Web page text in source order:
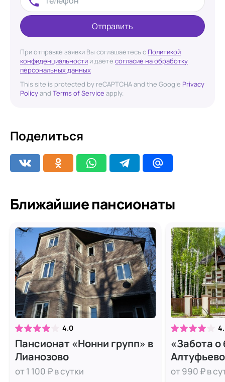
Отправить
При отправке заявки Вы соглашаетесь с Политикой
конфиденциальности и даете согласие на обработку
персональных данных
This site is protected by reCAPTCHA and the Google Privacy
Policyand Terms of Service apply.
Поделиться
Ближайшие пансионаты
4.0
Пансионат «Нонни групп» в
Лианозово
от 1 100 ₽ в сутки
«Забота о
от 990 ₽ в